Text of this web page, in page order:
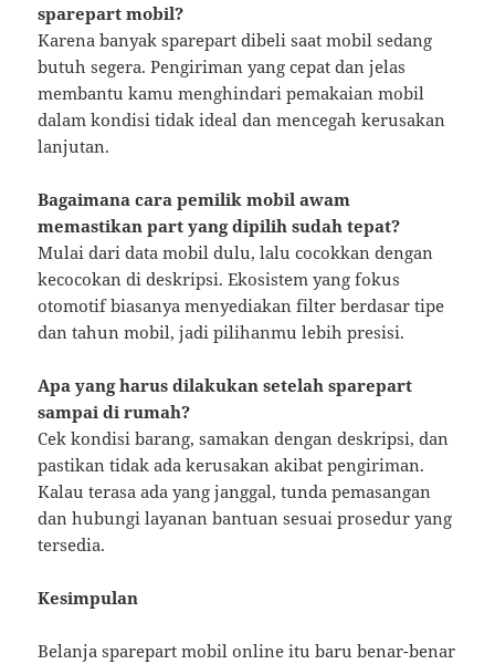
sparepart mobil?
Karena banyak sparepart dibeli saat mobil sedang
butuh segera. Pengiriman yang cepat dan jelas
membantu kamu menghindari pemakaian mobil
dalam kondisi tidak ideal dan mencegah kerusakan
lanjutan.
Bagaimana cara pemilik mobil awam
memastikan part yang dipilih sudah tepat?
Mulai dari data mobil dulu, lalu cocokkan dengan
kecocokan di deskripsi. Ekosistem yang fokus
otomotif biasanya menyediakan filter berdasar tipe
dan tahun mobil, jadi pilihanmu lebih presisi.
Apa yang harus dilakukan setelah sparepart
sampai di rumah?
Cek kondisi barang, samakan dengan deskripsi, dan
pastikan tidak ada kerusakan akibat pengiriman.
Kalau terasa ada yang janggal, tunda pemasangan
dan hubungi layanan bantuan sesuai prosedur yang
tersedia.
Kesimpulan
Belanja sparepart mobil online itu baru benar-benar